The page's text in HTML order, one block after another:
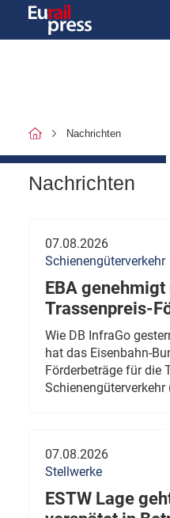
Nachrichten
Nachrichten
07.08.2026
Schienengüterverkehr
EBA genehmigt
Trassenpreis-
Wie DB InfraGo
hat das Eisenbahn-
Förderbeträge für die
Schienengüterverkehr
07.08.2026
Stellwerke
ESTW Lage